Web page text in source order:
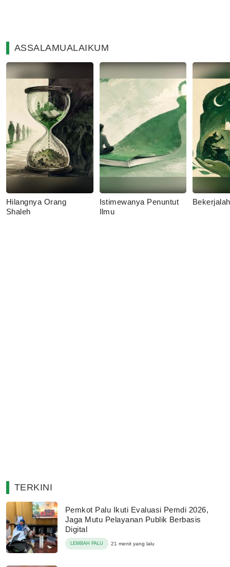
ASSALAMUALAIKUM
Hilangnya Orang
Shaleh
Istimewanya Penuntut
Ilmu
Bekerjalah
TERKINI
Pemkot Palu Ikuti Evaluasi Pemdi 2026,
Jaga Mutu Pelayanan Publik Berbasis
Digital
LEMBAH PALU 21 menit yang lalu